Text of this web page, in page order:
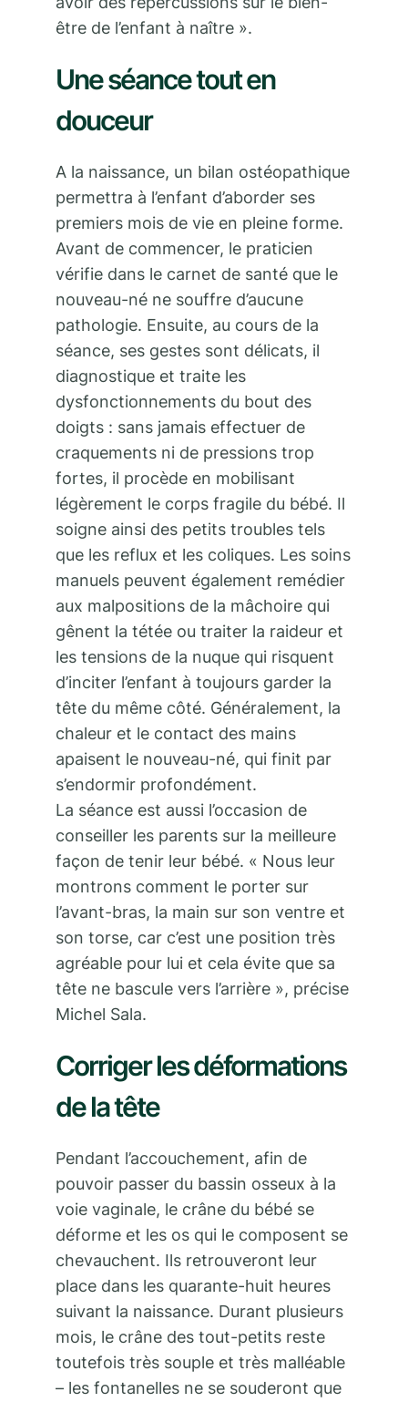
être de l’enfant à naître ».
Une séance tout en
douceur
A la naissance, un bilan ostéopathique
permettra à l’enfant d’aborder ses
premiers mois de vie en pleine forme.
Avant de commencer, le praticien
vérifie dans le carnet de santé que le
nouveau-né ne souffre d’aucune
pathologie. Ensuite, au cours de la
séance, ses gestes sont délicats, il
diagnostique et traite les
dysfonctionnements du bout des
doigts : sans jamais effectuer de
craquements ni de pressions trop
fortes, il procède en mobilisant
légèrement le corps fragile du bébé. Il
soigne ainsi des petits troubles tels
que les reflux et les coliques. Les soins
manuels peuvent également remédier
aux malpositions de la mâchoire qui
gênent la tétée ou traiter la raideur et
les tensions de la nuque qui risquent
d’inciter l’enfant à toujours garder la
tête du même côté. Généralement, la
chaleur et le contact des mains
apaisent le nouveau-né, qui finit par
s’endormir profondément.
La séance est aussi l’occasion de
conseiller les parents sur la meilleure
façon de tenir leur bébé. « Nous leur
montrons comment le porter sur
l’avant-bras, la main sur son ventre et
son torse, car c’est une position très
agréable pour lui et cela évite que sa
tête ne bascule vers l’arrière », précise
Michel Sala.
Corriger les déformations
de la tête
Pendant l’accouchement, afin de
pouvoir passer du bassin osseux à la
voie vaginale, le crâne du bébé se
déforme et les os qui le composent se
chevauchent. Ils retrouveront leur
place dans les quarante-huit heures
suivant la naissance. Durant plusieurs
mois, le crâne des tout-petits reste
toutefois très souple et très malléable
– les fontanelles ne se souderont que